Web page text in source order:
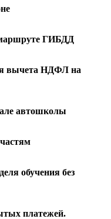
маршруте ГИБДД
вычета НДФЛ на
автошколы
обучения без
платежей.